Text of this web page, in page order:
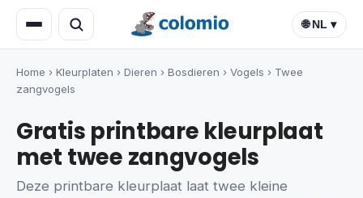
🌐 NL ▾
Home › Kleurplaten › Dieren › Bosdieren › Vogels › Twee
zangvogels
Gratis printbare kleurplaat
met twee zangvogels
Deze printbare kleurplaat laat twee kleine